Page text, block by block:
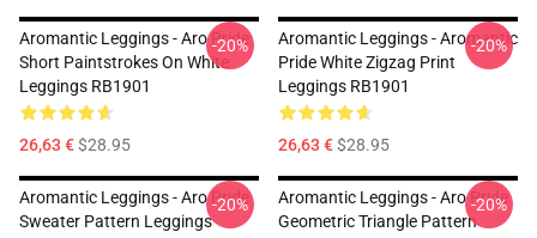
Aromantic Leggings - Aro Pride
Short Paintstrokes On White
Leggings RB1901
26,63 €$28.95
-20%
Aromantic Leggings - Aromantic
Pride White Zigzag Print
Leggings RB1901
26,63 €$28.95
-20%
Aromantic Leggings - Aro Pride
Sweater Pattern Leggings
-20%
Aromantic Leggings - Aro Pride
Geometric Triangle Pattern
-20%